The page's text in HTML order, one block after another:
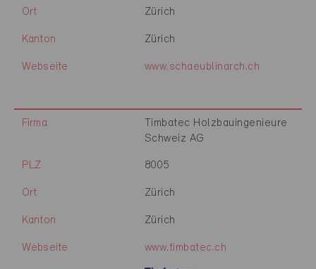
Ort Zürich
Kanton Zürich
Webseite www.schaeublinarch.ch
Firma
Timbatec Holzbauingenieure
Schweiz AG
PLZ 8005
Ort Zürich
Kanton Zürich
Webseite www.timbatec.ch